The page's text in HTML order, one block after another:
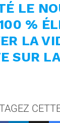
LE
%
LA
SUR